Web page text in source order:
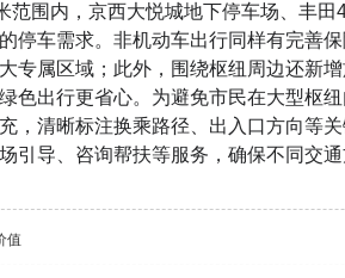
范围内，京西大悦城地下停车场、丰
停车需求。非机动车出行同样有完善
专属区域；此外，围绕枢纽周边还新
色出行更省心。为避免市民在大型枢
，清晰标注换乘路径、出入口方向等
引导、咨询帮扶等服务，确保不同交
值